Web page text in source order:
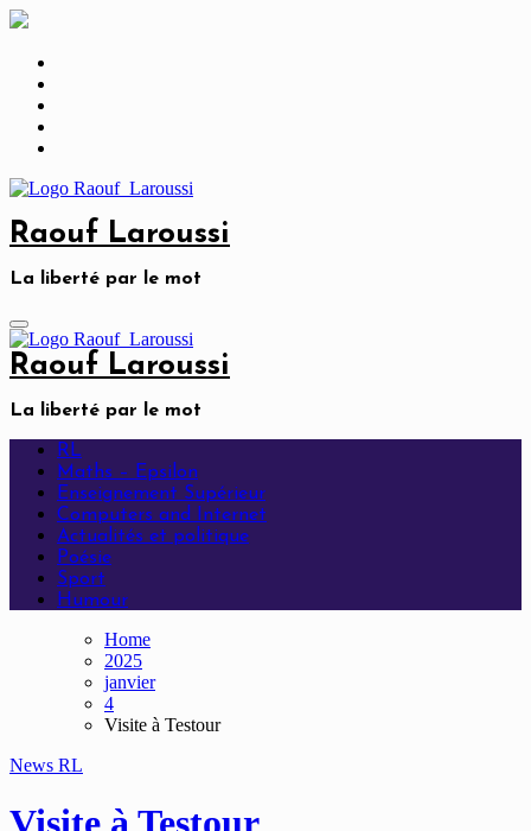
Skip
content
Raouf Laroussi
La liberté par le mot
Raouf Laroussi
La liberté par le mot
RL
Maths – Epsilon
Enseignement Supérieur
Computers and Internet
Actualités et politique
Poésie
Sport
Humour
Home
2025
janvier
4
Visite à Testour
News RL